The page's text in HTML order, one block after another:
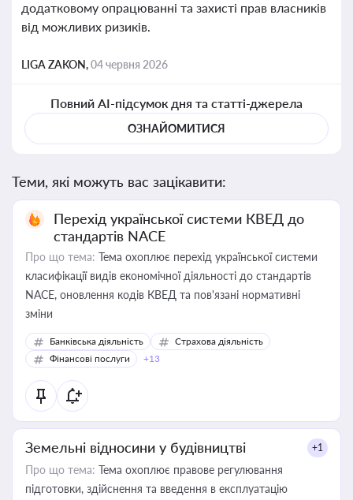
додатковому опрацюванні та захисті прав власників
від можливих ризиків.
LIGA ZAKON,04 червня 2026
Повний AI-підсумок дня та статті-джерела
ОЗНАЙОМИТИСЯ
Теми, які можуть вас зацікавити:
Перехід української системи КВЕД до
стандартів NACE
Про що тема: Тема охоплює перехід української системи
класифікації видів економічної діяльності до стандартів
NACE, оновлення кодів КВЕД та пов'язані нормативні
зміни
Банківська діяльність
Страхова діяльність
Фінансові послуги
+13
Земельні відносини у будівництві +1
Про що тема: Тема охоплює правове регулювання
підготовки, здійснення та введення в експлуатацію